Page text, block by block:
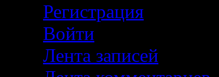
Регистрация
Войти
Лента записей